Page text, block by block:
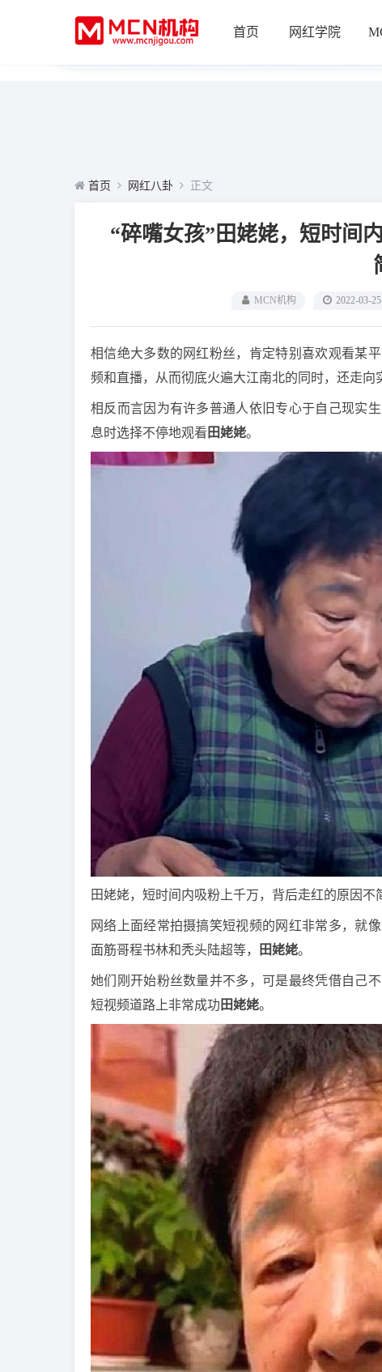
首页 网红学院
首页 网红八卦 正文
“碎嘴女孩”田姥姥，短时间
MCN机构 2022-03-25
相信绝大多数的网红粉丝，肯定特别喜欢观看某
频和直播，从而彻底火遍大江南北的同时，还走向
相反而言因为有许多普通人依旧专心于自己现实
息时选择不停地观看 田姥姥。
田姥姥，短时间内吸粉上千万，背后走红的原因不
网络上面经常拍摄搞笑短视频的网红非常多，就
面筋哥程书林和秃头陆超等，
田姥姥。
她们刚开始粉丝数量并不多，可是最终凭借自己
短视频道路上非常成功 田姥姥。